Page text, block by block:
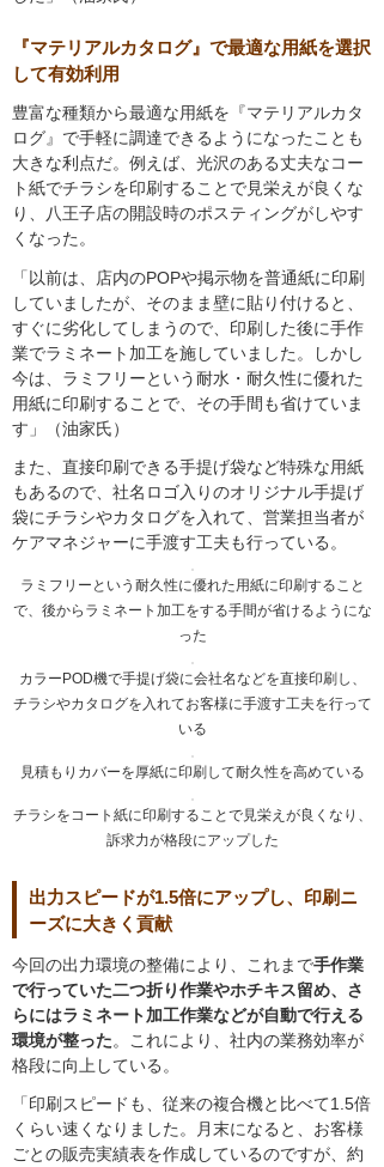
『マテリアルカタログ』で最適な用紙を選択
して有効利用
豊富な種類から最適な用紙を『マテリアルカタ
ログ』で手軽に調達できるようになったことも
大きな利点だ。例えば、光沢のある丈夫なコー
ト紙でチラシを印刷することで見栄えが良くな
り、八王子店の開設時のポスティングがしやす
くなった。
「以前は、店内のPOPや掲示物を普通紙に印刷
していましたが、そのまま壁に貼り付けると、
すぐに劣化してしまうので、印刷した後に手作
業でラミネート加工を施していました。しかし
今は、ラミフリーという耐水・耐久性に優れた
用紙に印刷することで、その手間も省けていま
す」（油家氏）
また、直接印刷できる手提げ袋など特殊な用紙
もあるので、社名ロゴ入りのオリジナル手提げ
袋にチラシやカタログを入れて、営業担当者が
ケアマネジャーに手渡す工夫も行っている。
ラミフリーという耐久性に優れた用紙に印刷すること
で、後からラミネート加工をする手間が省けるようにな
った
カラーPOD機で手提げ袋に会社名などを直接印刷し、
チラシやカタログを入れてお客様に手渡す工夫を行って
いる
見積もりカバーを厚紙に印刷して耐久性を高めている
チラシをコート紙に印刷することで見栄えが良くなり、
訴求力が格段にアップした
出力スピードが1.5倍にアップし、印刷ニ
ーズに大きく貢献
今回の出力環境の整備により、これまで手作業
で行っていた二つ折り作業やホチキス留め、さ
らにはラミネート加工作業などが自動で行える
環境が整った。これにより、社内の業務効率が
格段に向上している。
「印刷スピードも、従来の複合機と比べて1.5倍
くらい速くなりました。月末になると、お客様
ごとの販売実績表を作成しているのですが、約